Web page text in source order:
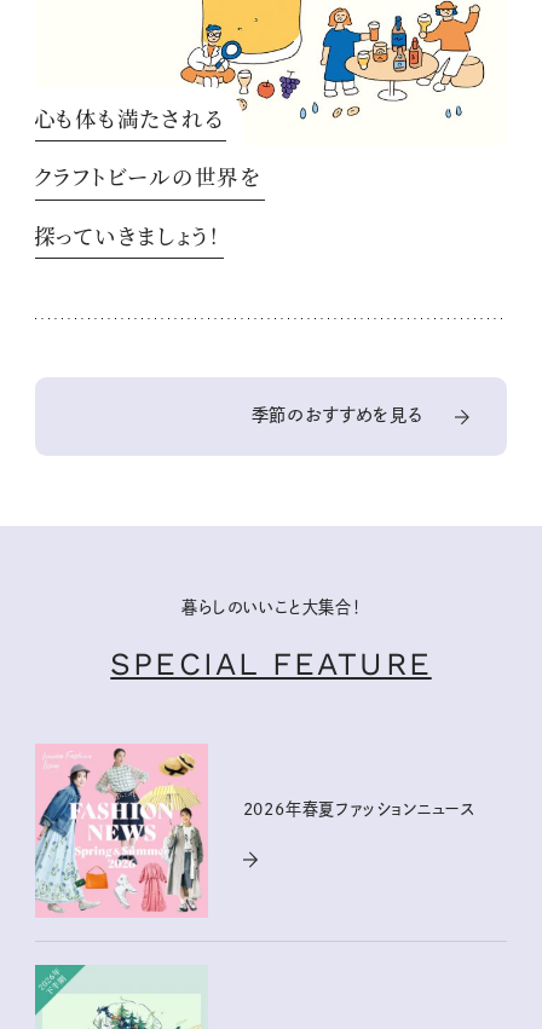
心も体も満たされる
クラフトビールの世界を
探っていきましょう！
季節のおすすめを見る
暮らしのいいこと大集合！
SPECIAL FEATURE
2026年春夏ファッションニュース